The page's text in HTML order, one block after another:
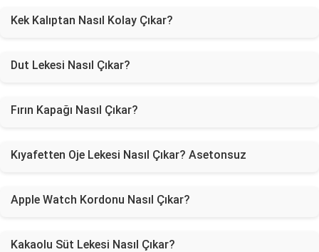
Kek Kalıptan Nasıl Kolay Çıkar?
Dut Lekesi Nasıl Çıkar?
Fırın Kapağı Nasıl Çıkar?
Kıyafetten Oje Lekesi Nasıl Çıkar? Asetonsuz
Apple Watch Kordonu Nasıl Çıkar?
Kakaolu Süt Lekesi Nasıl Çıkar?